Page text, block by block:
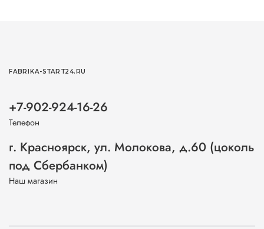
FABRIKA-START24.RU
+7-902-924-16-26
Телефон
г. Красноярск, ул. Молокова, д.60 (цоколь
под Сбербанком)
Наш магазин